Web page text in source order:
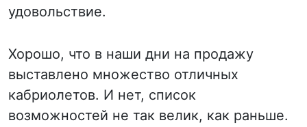
удовольствие.
Хорошо, что в наши дни на продажу
выставлено множество отличных
кабриолетов. И нет, список
возможностей не так велик, как раньше.